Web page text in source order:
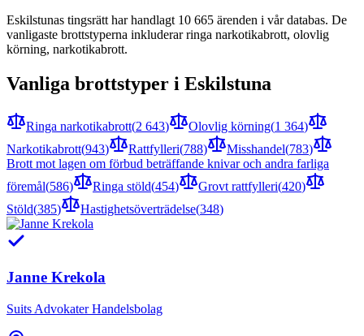
Eskilstunas tingsrätt har handlagt 10 665 ärenden i vår databas. De
vanligaste brottstyperna inkluderarringa narkotikabrott, olovlig
körning, narkotikabrott.
Vanliga brottstyper i Eskilstuna
Ringa narkotikabrott(2 643) Olovlig körning(1 364)
Narkotikabrott(943) Rattfylleri(788) Misshandel(783)
Brott mot lagen om förbud beträffande knivar och andra farliga
föremål(586) Ringa stöld(454) Grovt rattfylleri(420)
Stöld(385) Hastighetsöverträdelse(348)
Janne Krekola
Suits Advokater Handelsbolag